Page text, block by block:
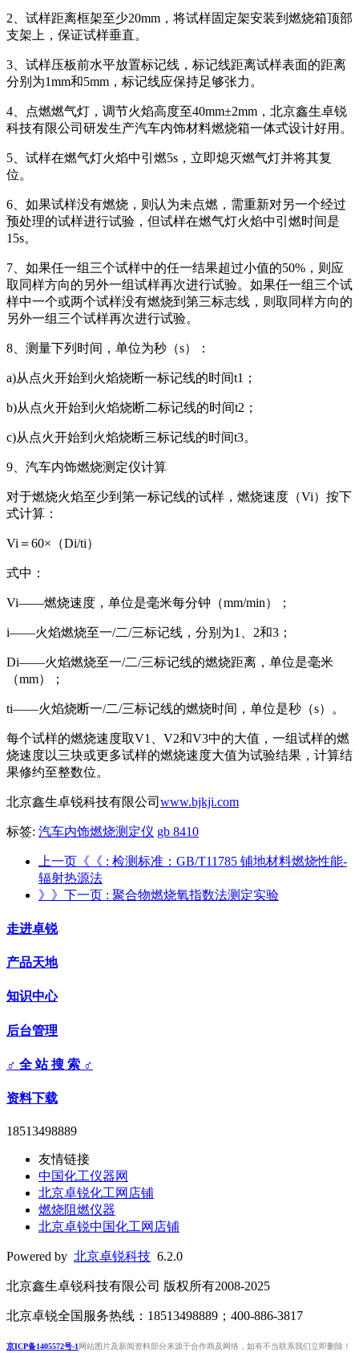
2、试样距离框架至少20mm，将试样固定架安装到燃烧箱顶部
支架上，保证试样垂直。
3、试样压板前水平放置标记线，标记线距离试样表面的距离
分别为1mm和5mm，标记线应保持足够张力。
4、点燃燃气灯，调节火焰高度至40mm±2mm，北京鑫生卓锐
科技有限公司研发生产汽车内饰材料燃烧箱一体式设计好用。
5、试样在燃气灯火焰中引燃5s，立即熄灭燃气灯并将其复
位。
6、如果试样没有燃烧，则认为未点燃，需重新对另一个经过
预处理的试样进行试验，但试样在燃气灯火焰中引燃时间是
15s。
7、如果任一组三个试样中的任一结果超过小值的50%，则应
取同样方向的另外一组试样再次进行试验。如果任一组三个试
样中一个或两个试样没有燃烧到第三标志线，则取同样方向的
另外一组三个试样再次进行试验。
8、测量下列时间，单位为秒（s）：
a)从点火开始到火焰烧断一标记线的时间t1；
b)从点火开始到火焰烧断二标记线的时间t2；
c)从点火开始到火焰烧断三标记线的时间t3。
9、汽车内饰燃烧测定仪计算
对于燃烧火焰至少到第一标记线的试样，燃烧速度（Vi）按下
式计算：
Vi＝60×（Di/ti）
式中：
Vi——燃烧速度，单位是毫米每分钟（mm/min）；
i——火焰燃烧至一/二/三标记线，分别为1、2和3；
Di——火焰燃烧至一/二/三标记线的燃烧距离，单位是毫米
（mm）；
ti——火焰烧断一/二/三标记线的燃烧时间，单位是秒（s）。
每个试样的燃烧速度取V1、V2和V3中的大值，一组试样的燃
烧速度以三块或更多试样的燃烧速度大值为试验结果，计算结
果修约至整数位。
北京鑫生卓锐科技有限公司 www.bjkji.com
标签: 汽车内饰燃烧测定仪 gb 8410
上一页《《 : 检测标准：GB/T11785 铺地材料燃烧性能-
辐射热源法
》》下一页 : 聚合物燃烧氧指数法测定实验
走进卓锐
产品天地
知识中心
后台管理
♂ 全 站 搜 索 ♂
资料下载
18513498889
友情链接
中国化工仪器网
北京卓锐化工网店铺
燃烧阻燃仪器
北京卓锐中国化工网店铺
Powered by 北京卓锐科技 6.2.0
北京鑫生卓锐科技有限公司 版权所有2008-2025
北京卓锐全国服务热线：18513498889；400-886-3817
京ICP备1405572号-1网站图片及新闻资料部分来源于合作商及网络，如有不当联系我们立即删除！